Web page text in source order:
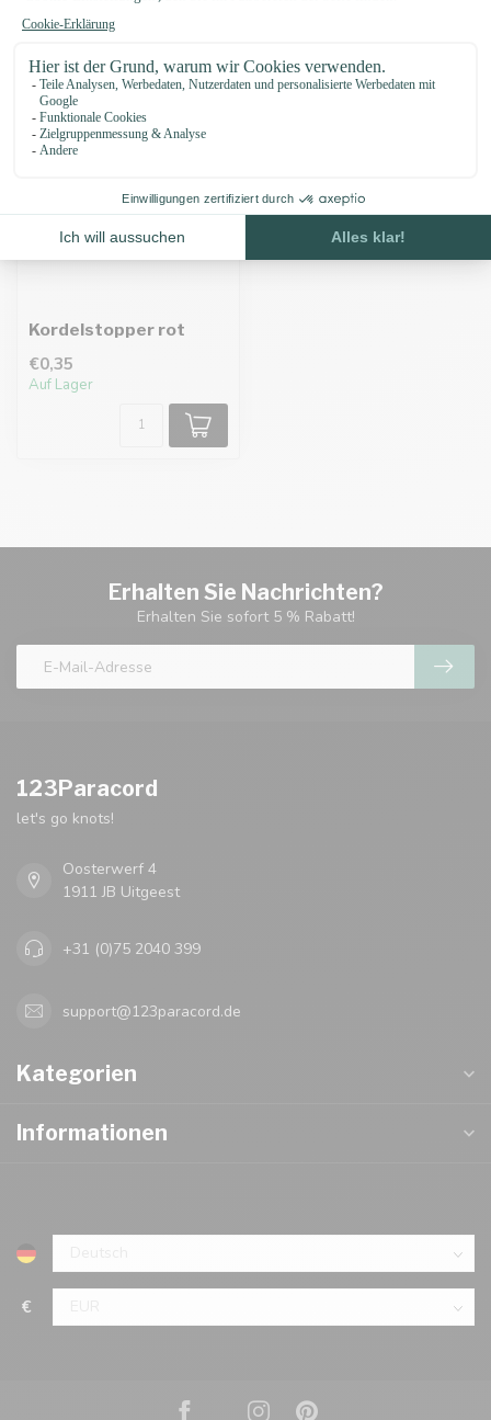
Zuletzt angesehen
Kordelstopper rot
€0,35
Auf Lager
Erhalten Sie Nachrichten?
Erhalten Sie sofort 5 % Rabatt!
123Paracord
let's go knots!
Oosterwerf 4
1911 JB Uitgeest
+31 (0)75 2040 399
support@123paracord.de
Kategorien
Informationen
€